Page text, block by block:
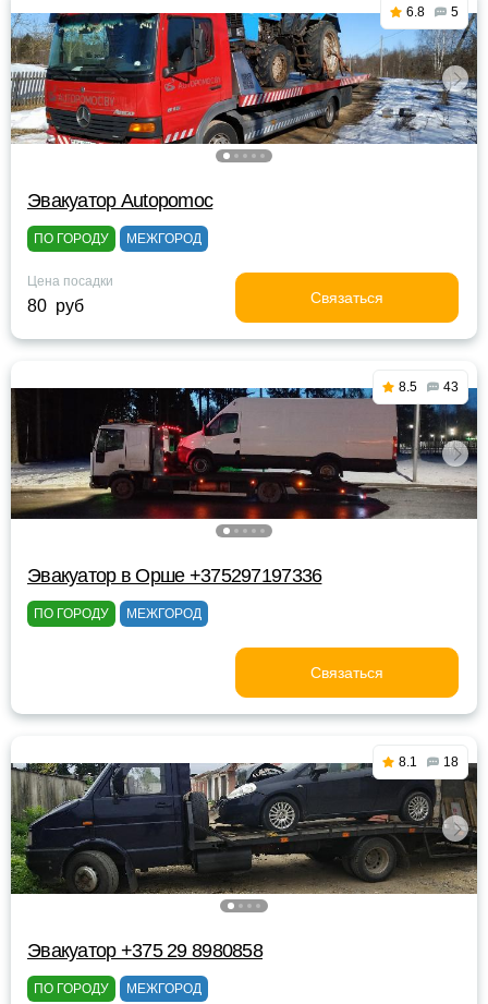
6.8 5
Эвакуатор Autopomoc
ПО ГОРОДУ МЕЖГОРОД
Цена посадки
80 руб Связаться
8.5 43
Эвакуатор в Орше +375297197336
ПО ГОРОДУ МЕЖГОРОД
Связаться
8.1 18
Эвакуатор +375 29 8980858
ПО ГОРОДУ МЕЖГОРОД